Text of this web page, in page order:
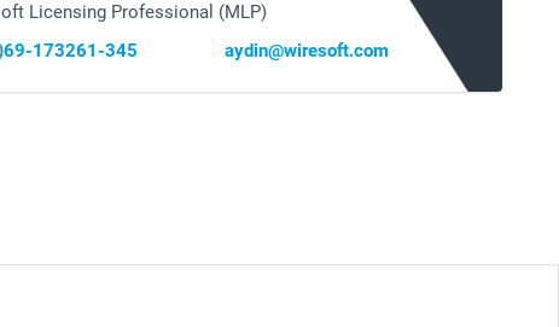
Licensing Professional (MLP)
173261-345
aydin@wiresoft.com